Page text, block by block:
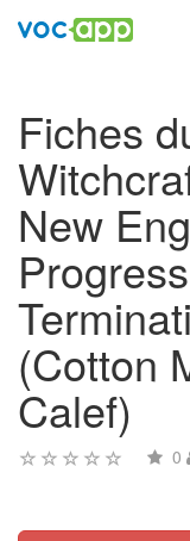
Fiches
New
(Cotton
Calef)
0